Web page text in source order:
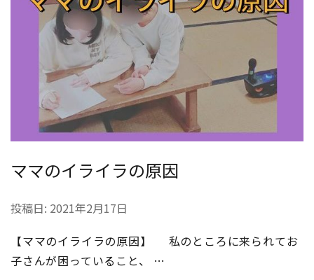
ママのイライラの原因
投稿日: 2021年2月17日
【ママのイライラの原因】 私のところに来られてお
子さんが困っていること、 …